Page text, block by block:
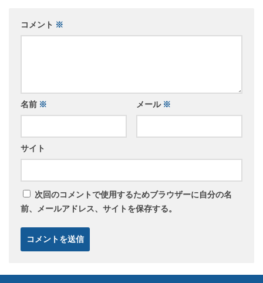
コメント ※
名前 ※ メール ※
サイト
次回のコメントで使用するためブラウザーに自分の名
前、メールアドレス、サイトを保存する。